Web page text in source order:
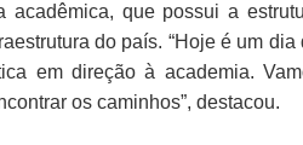
acadêmica, que possui a
do país. “Hoje é um dia
em direção à academia.
os caminhos”, destacou.